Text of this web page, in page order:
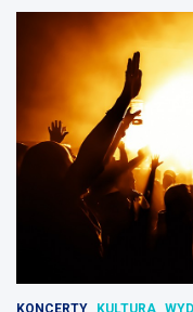
i
KONCERTY KULTURA